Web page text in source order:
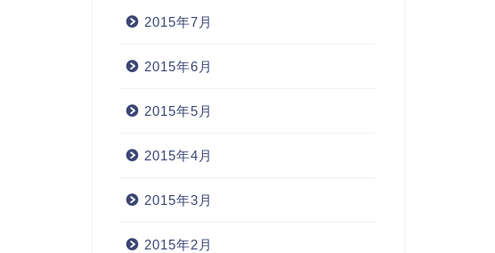
2015年7月
2015年6月
2015年5月
2015年4月
2015年3月
2015年2月